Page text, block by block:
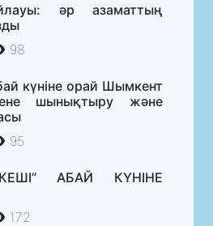
әр азаматтың
98
күніне орай Шымкент
шынықтыру және
95
АБАЙ КҮНІНЕ
172